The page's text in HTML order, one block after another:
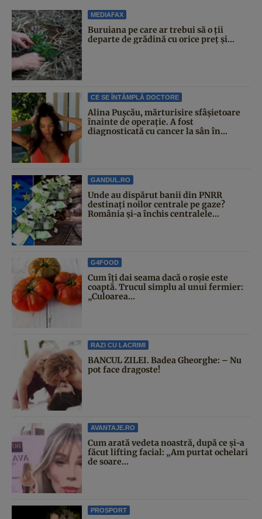
MEDIAFAX
Buruiana pe care ar trebui să o ții
departe de grădină cu orice preț și...
CE SE ÎNTÂMPLĂ DOCTORE
Alina Pușcău, mărturisire sfâșietoare
înainte de operație. A fost
diagnosticată cu cancer la sân în...
GANDUL.RO
Unde au dispărut banii din PNRR
destinați noilor centrale pe gaze?
România și-a închis centralele...
G4FOOD
Cum îți dai seama dacă o roșie este
coaptă. Trucul simplu al unui fermier:
„Culoarea...
RAZI CU LACRIMI
BANCUL ZILEI. Badea Gheorghe: – Nu
pot face dragoste!
AVANTAJE.RO
Cum arată vedeta noastră, după ce și-a
făcut lifting facial: „Am purtat ochelari
de soare...
PROSPORT